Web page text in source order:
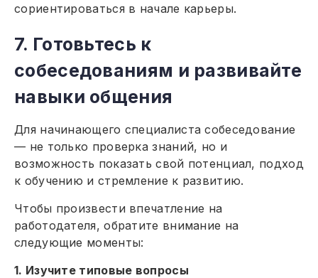
сориентироваться в начале карьеры.
7. Готовьтесь к
собеседованиям и развивайте
навыки общения
Для начинающего специалиста собеседование
— не только проверка знаний, но и
возможность показать свой потенциал, подход
к обучению и стремление к развитию.
Чтобы произвести впечатление на
работодателя, обратите внимание на
следующие моменты:
1. Изучите типовые вопросы